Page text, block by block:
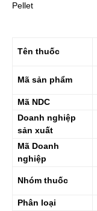
Pellet
Tên thuốc
Mã sản phẩm
Mã NDC
Doanh nghiệp
sản xuất
Mã Doanh
nghiệp
Nhóm thuốc
Phân loại